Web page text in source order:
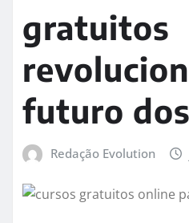
gratuitos
futuro
Redação Evolution